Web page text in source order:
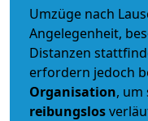
Umzüge nach
Angelegenheit,
Distanzen
erfordern jedoch
Organisation, um
reibungslos